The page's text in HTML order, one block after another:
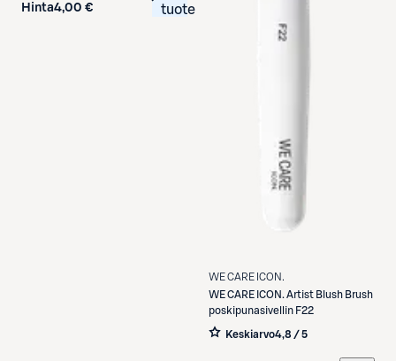
Hinta4,00 €
tuote
WE CARE ICON.
WE CARE ICON. Artist Blush Brush
poskipunasivellin F22
Keskiarvo4,8 / 5